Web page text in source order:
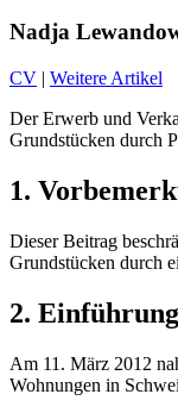
Nadja
CV | Weitere Artikel
Der Erwerb und
Grundstücken durch
1.
Dieser Beitrag
Grundstücken durch
2.
Am 11. März 2012
Wohnungen in